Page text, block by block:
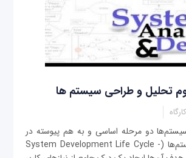
تحلیل و طراحی سیستم‌ ها
کارگاه
دو مرحله اساسی و به هم پیوسته در
چرخه توسعه سیستم‌ها (System Development Life Cycle -